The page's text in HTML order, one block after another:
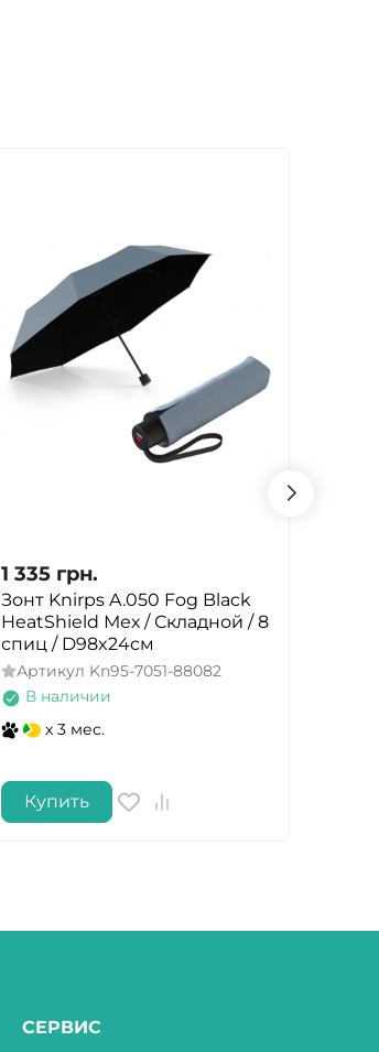
1 335 грн.
Зонт Knirps A.050 Fog Black
HeatShield Мех / Складной / 8
спиц / D98x24см
Артикул Kn95-7051-88082
В наличии
x 3 мес.
Купить
СЕРВИС